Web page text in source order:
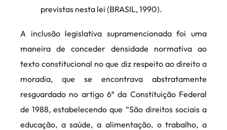
previstas nesta lei (BRASIL, 1990).
A inclusão legislativa supramencionada foi uma
maneira de conceder densidade normativa ao
texto constitucional no que diz respeito ao direito a
moradia, que se encontrava abstratamente
resguardado no artigo 6º da Constituição Federal
de 1988, estabelecendo que “São direitos sociais a
educação, a saúde, a alimentação, o trabalho, a